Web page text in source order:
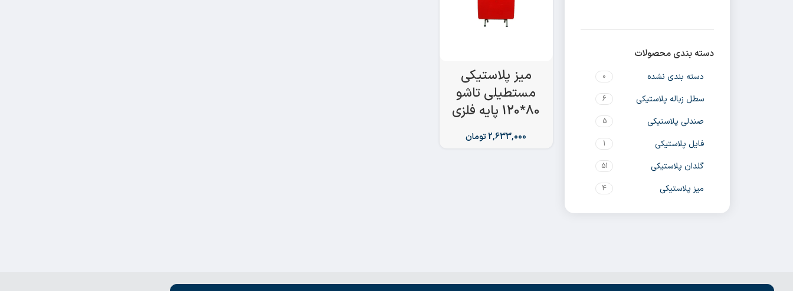
دسته بندی محصولات
دسته بندی نشده 0
سطل زباله پلاستیکی 6
صندلی پلاستیکی 5
فایل پلاستیکی 1
گلدان پلاستیکی 51
میز پلاستیکی 4
میز پلاستیکی
مستطیلی تاشو
80*120 پایه فلزی
2,633,000تومان